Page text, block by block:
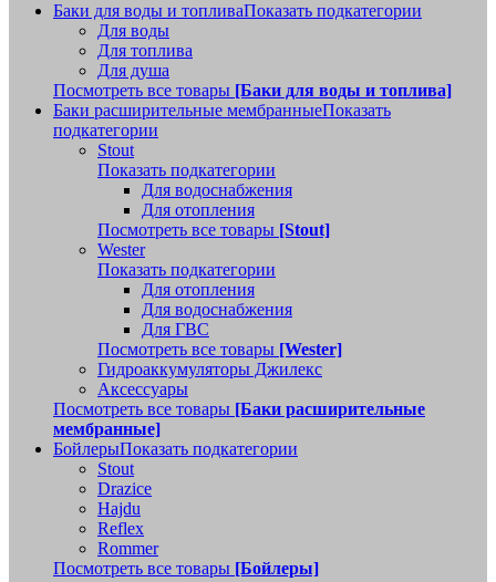
Баки для воды и топливаПоказать подкатегории
Для воды
Для топлива
Для душа
Посмотреть все товары [Баки для воды и топлива]
Баки расширительные мембранныеПоказать
подкатегории
Stout
Показать подкатегории
Для водоснабжения
Для отопления
Посмотреть все товары [Stout]
Wester
Показать подкатегории
Для отопления
Для водоснабжения
Для ГВС
Посмотреть все товары [Wester]
Гидроаккумуляторы Джилекс
Аксессуары
Посмотреть все товары [Баки расширительные
мембранные]
БойлерыПоказать подкатегории
Stout
Drazice
Hajdu
Reflex
Rommer
Посмотреть все товары [Бойлеры]